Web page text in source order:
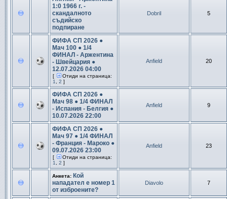
1:0 1966 г. -
скандалното
съдийско
подпиране
Dobril 5
ФИФА СП 2026 ●
Мач 100 ● 1/4
ФИНАЛ - Аржентина
- Швейцария ●
12.07.2026 04:00
[
Отиди на страница:
1
2 ]
Anfield 20
ФИФА СП 2026 ●
Мач 98 ● 1/4 ФИНАЛ
- Испания - Белгия ●
10.07.2026 22:00
Anfield 9
ФИФА СП 2026 ●
Мач 97 ● 1/4 ФИНАЛ
- Франция - Мароко ●
09.07.2026 23:00
[
Отиди на страница:
1
2 ]
Anfield 23
Анкета: Кой
нападател е номер 1
от изброените?
Diavolo 7